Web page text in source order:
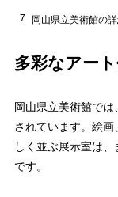
7 岡山県立美術館の
多彩なアー
岡山県立美術館で
されています。絵
しく並ぶ展示室は
です。